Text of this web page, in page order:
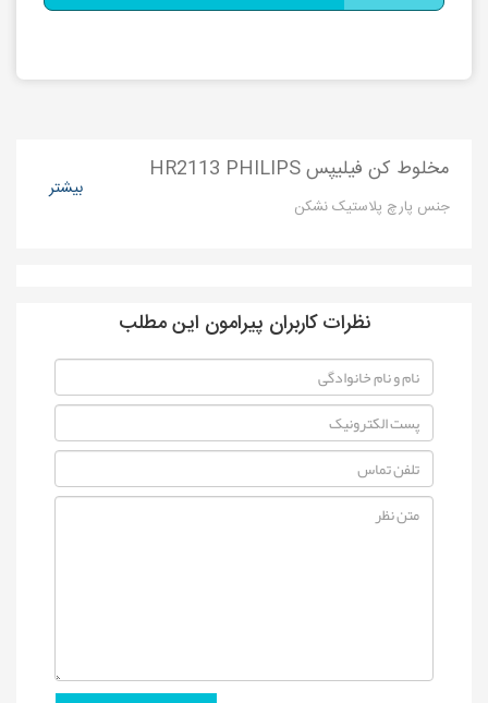
مخلوط کن فیلیپس HR2113 PHILIPS
جنس پارچ پلاستیک نشکن
بیشتر
نظرات کاربران پیرامون این مطلب